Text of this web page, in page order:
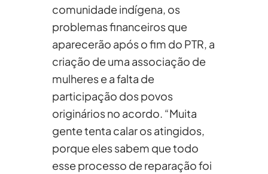
comunidade indígena, os
problemas financeiros que
aparecerão após o fim do PTR, a
criação de uma associação de
mulheres e a falta de
participação dos povos
originários no acordo. “Muita
gente tenta calar os atingidos,
porque eles sabem que todo
esse processo de reparação foi